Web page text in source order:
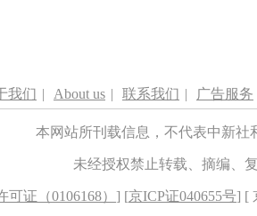
我们 | About us | 联系我们 | 广告服务
本网站所刊载信息，不代表中新
未经授权禁止转载、摘编、
证（0106168） ] [京ICP证040655号] [